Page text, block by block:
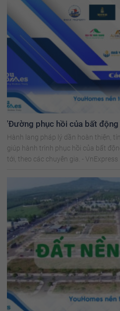
'Đường phục hồi của bất
Hành lang pháp lý dần hoàn thiện,
giúp hành trình phục hồi của bất
tới, theo các chuyên gia. - VnExpress